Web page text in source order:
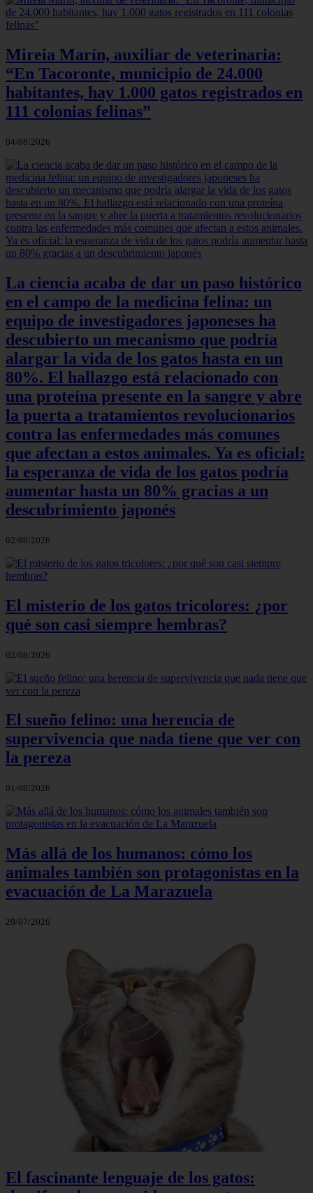
Mireia Marín, auxiliar de veterinaria:
“En Tacoronte, municipio de 24.000
habitantes, hay 1.000 gatos registrados en
111 colonias felinas”
04/08/2026
La ciencia acaba de dar un paso histórico
en el campo de la medicina felina: un
equipo de investigadores japoneses ha
descubierto un mecanismo que podría
alargar la vida de los gatos hasta en un
80%. El hallazgo está relacionado con
una proteína presente en la sangre y abre
la puerta a tratamientos revolucionarios
contra las enfermedades más comunes
que afectan a estos animales. Ya es oficial:
la esperanza de vida de los gatos podría
aumentar hasta un 80% gracias a un
descubrimiento japonés
02/08/2026
El misterio de los gatos tricolores: ¿por
qué son casi siempre hembras?
02/08/2026
El sueño felino: una herencia de
supervivencia que nada tiene que ver con
la pereza
01/08/2026
Más allá de los humanos: cómo los
animales también son protagonistas en la
evacuación de La Marazuela
29/07/2026
El fascinante lenguaje de los gatos: